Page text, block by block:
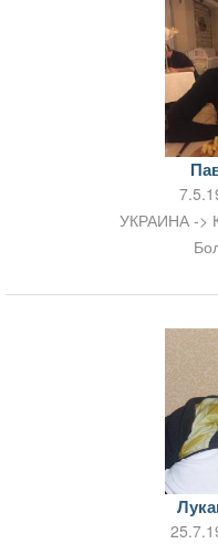
УКРАИНА ->